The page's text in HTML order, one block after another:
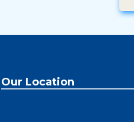
Our Location